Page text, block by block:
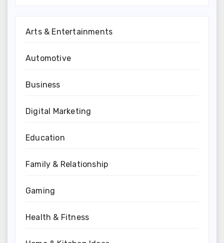
Arts & Entertainments
Automotive
Business
Digital Marketing
Education
Family & Relationship
Gaming
Health & Fitness